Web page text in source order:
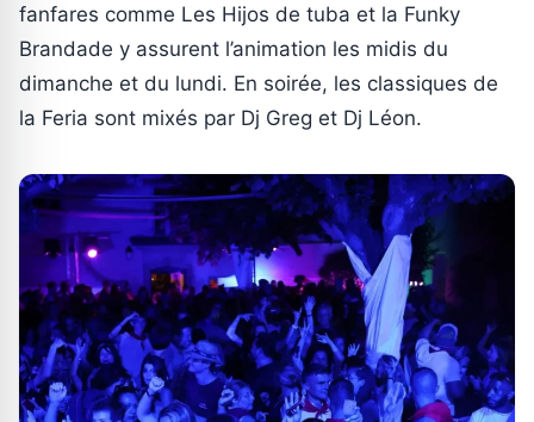
fanfares comme Les Hijos de tuba et la Funky
Brandade y assurent l’animation les midis du
dimanche et du lundi. En soirée, les classiques de
la Feria sont mixés par Dj Greg et Dj Léon.